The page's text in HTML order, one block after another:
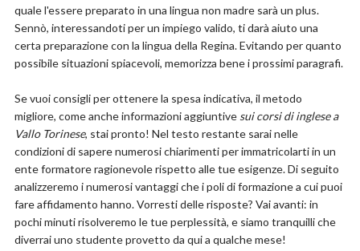
quale l'essere preparato in una lingua non madre sarà un plus.
Sennò, interessandoti per un impiego valido, ti darà aiuto una
certa preparazione con la lingua della Regina. Evitando per quanto
possibile situazioni spiacevoli, memorizza bene i prossimi paragrafi.
Se vuoi consigli per ottenere la spesa indicativa, il metodo
migliore, come anche informazioni aggiuntive sui corsi di inglese a
Vallo Torinese, stai pronto! Nel testo restante sarai nelle
condizioni di sapere numerosi chiarimenti per immatricolarti in un
ente formatore ragionevole rispetto alle tue esigenze. Di seguito
analizzeremo i numerosi vantaggi che i poli di formazione a cui puoi
fare affidamento hanno. Vorresti delle risposte? Vai avanti: in
pochi minuti risolveremo le tue perplessità, e siamo tranquilli che
diverrai uno studente provetto da qui a qualche mese!